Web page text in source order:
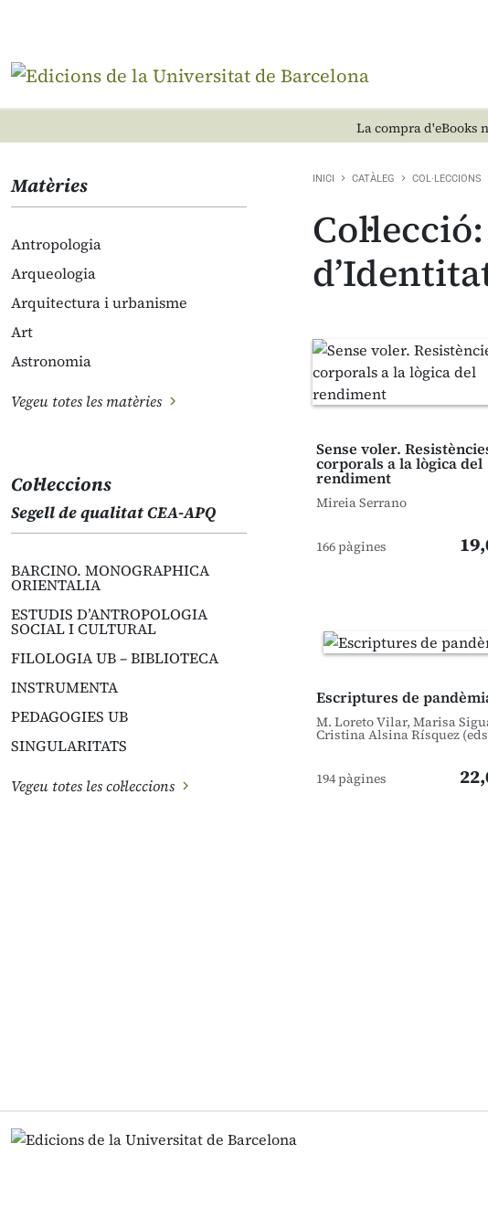
La compra d'eBooks
Matèries
Antropologia
Arqueologia
Arquitectura i urbanisme
Art
Astronomia
Vegeu totes les matèries
Col·leccions
Segell de qualitat CEA-APQ
BARCINO. MONOGRAPHICA
ORIENTALIA
ESTUDIS D’ANTROPOLOGIA
SOCIAL I CULTURAL
FILOLOGIA UB – BIBLIOTECA
INSTRUMENTA
PEDAGOGIES UB
SINGULARITATS
Vegeu totes les col·leccions
INICI CATÀLEG COL·LECCIONS
Sense voler.
corporals a la lògica del
rendiment
Mireia Serrano
166 pàgines
Escriptures de
M. Loreto Vilar, Marisa
Cristina Alsina Rísquez
194 pàgines